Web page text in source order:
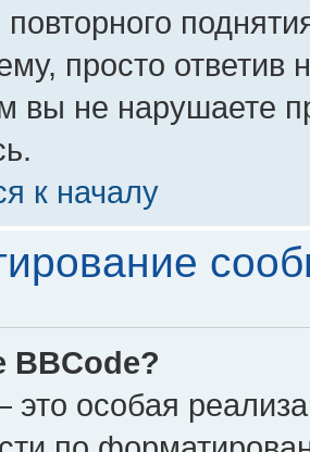
повторного
просто ответив
вы не нарушаете
к началу
BBCode?
это особая